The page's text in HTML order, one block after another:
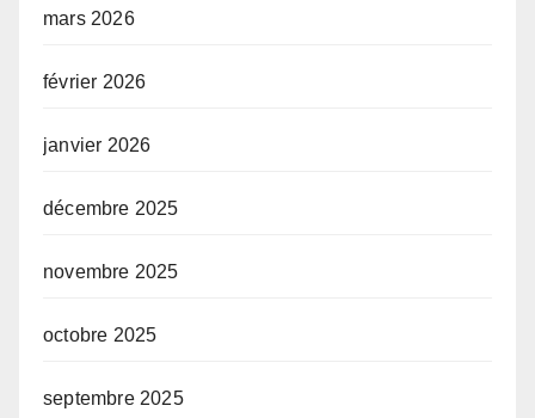
mars 2026
février 2026
janvier 2026
décembre 2025
novembre 2025
octobre 2025
septembre 2025